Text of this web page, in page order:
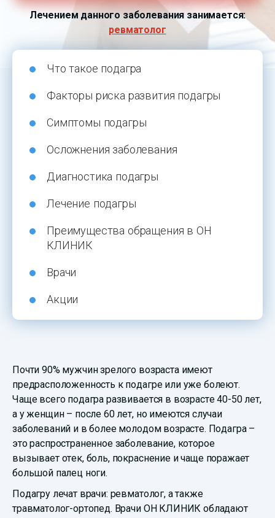
Лечением данного заболевания занимается:
ревматолог
Что такое подагра
Факторы риска развития подагры
Симптомы подагры
Осложнения заболевания
Диагностика подагры
Лечение подагры
Преимущества обращения в ОН
КЛИНИК
Врачи
Акции
Почти 90% мужчин зрелого возраста имеют
предрасположенность к подагре или уже болеют.
Чаще всего подагра развивается в возрасте 40-50 лет,
а у женщин – после 60 лет, но имеются случаи
заболеваний и в более молодом возрасте. Подагра –
это распространенное заболевание, которое
вызывает отек, боль, покраснение и чаще поражает
большой палец ноги.
Подагру лечат врачи: ревматолог, а также
травматолог-ортопед. Врачи ОН КЛИНИК обладают